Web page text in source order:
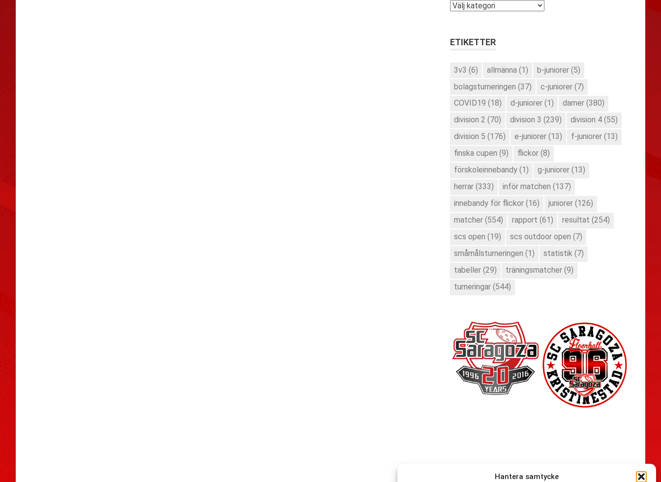
Hantera samtycke
Kategorier
ETIKETTER
3v3 (6) allmänna (1) b-juniorer (5)
bolagsturneringen (37) c-juniorer (7)
COVID19 (18) d-juniorer (1) damer (380)
division 2 (70) division 3 (239) division 4 (55)
division 5 (176) e-juniorer (13) f-juniorer (13)
finska cupen (9) flickor (8)
förskoleinnebandy (1) g-juniorer (13)
herrar (333) inför matchen (137)
innebandy för flickor (16) juniorer (126)
matcher (554) rapport (61) resultat (254)
scs open (19) scs outdoor open (7)
småmålsturneringen (1) statistik (7)
tabeller (29) träningsmatcher (9)
turneringar (544)